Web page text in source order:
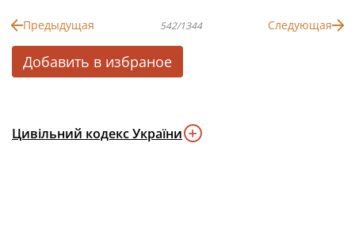
Предыдущая 542/1344 Следующая
Добавить в избраное
Цивільний кодекс України